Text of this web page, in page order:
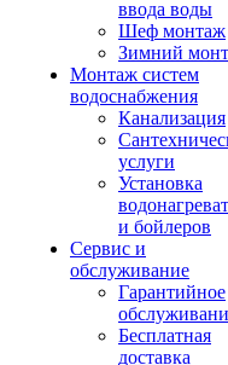
ввода воды
Шеф монтаж
Зимний
Монтаж систем
водоснабжения
Канализация
услуги
Установка
и бойлеров
Сервис и
обслуживание
Гарантийное
Бесплатная
доставка